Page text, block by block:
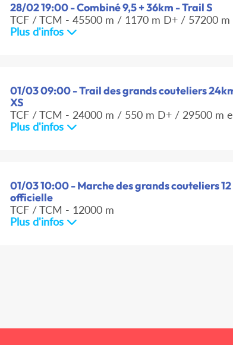
28/02 19:00 - Combiné 9,5 + 36km - Trail S
TCF / TCM - 45500 m / 1170 m D+ / 57200
Plus d'infos
01/03 09:00 - Trail des grands couteliers
XS
TCF / TCM - 24000 m / 550 m D+ / 29500 m
Plus d'infos
01/03 10:00 - Marche des grands couteliers 12
officielle
TCF / TCM - 12000 m
Plus d'infos